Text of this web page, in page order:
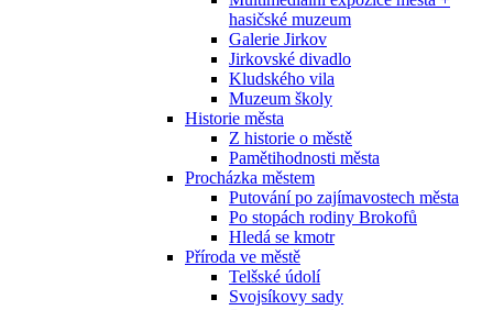
hasičské muzeum
Galerie Jirkov
Jirkovské divadlo
Kludského vila
Muzeum školy
Historie města
Z historie o městě
Pamětihodnosti města
Procházka městem
Putování po zajímavostech města
Po stopách rodiny Brokofů
Hledá se kmotr
Příroda ve městě
Telšské údolí
Svojsíkovy sady